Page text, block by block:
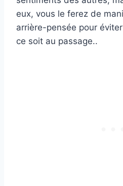
eux, vous le ferez de
arrière-pensée pour
ce soit au passage..